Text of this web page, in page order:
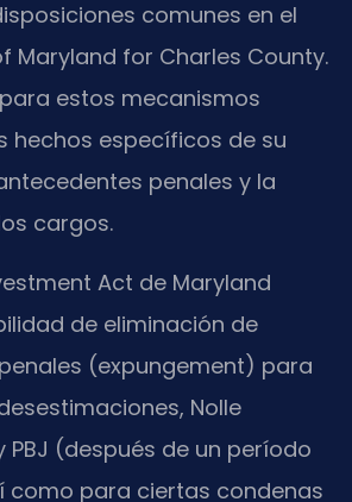
comunes en el
Maryland for Charles County.
estos mecanismos
hechos específicos de su
penales y la
cargos.
Act de Maryland
de eliminación de
(expungement) para
Nolle
PBJ (después de un período
como para ciertas condenas